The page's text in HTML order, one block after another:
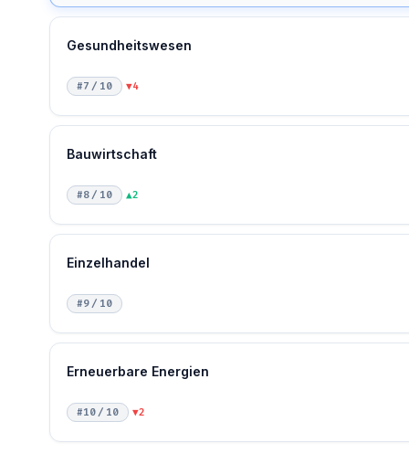
Gesundheitswesen
#7 / 10 ▼4
Bauwirtschaft
#8 / 10 ▲2
Einzelhandel
#9 / 10
Erneuerbare Energien
#10 / 10 ▼2